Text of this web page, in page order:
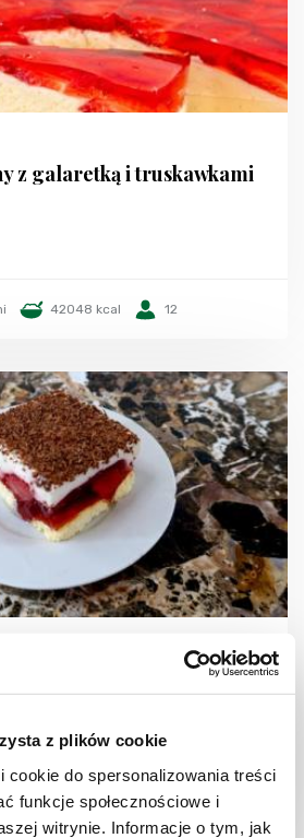
z plików cookie
cookie do spersonalizowania treści
funkcje społecznościowe i
witrynie. Informacje o tym, jak
z galaretką i truskawkami
42048 kcal 12
na biszkoptach z galaretką
1393 kcal